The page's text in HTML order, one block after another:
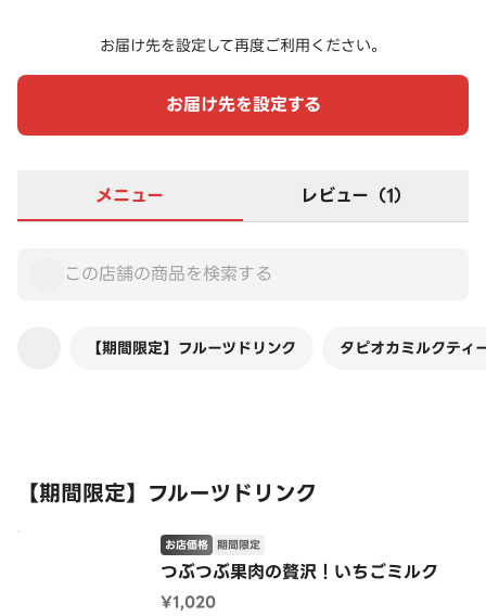
お届け先を設定して再度ご利用ください。
お届け先を設定する
メニュー レビュー（1）
【期間限定】フルーツドリンク タピオカミルクティ
【期間限定】フルーツドリンク
つぶつぶ果肉の贅沢！いちごミルク
お店価格 期間限定
¥1,020